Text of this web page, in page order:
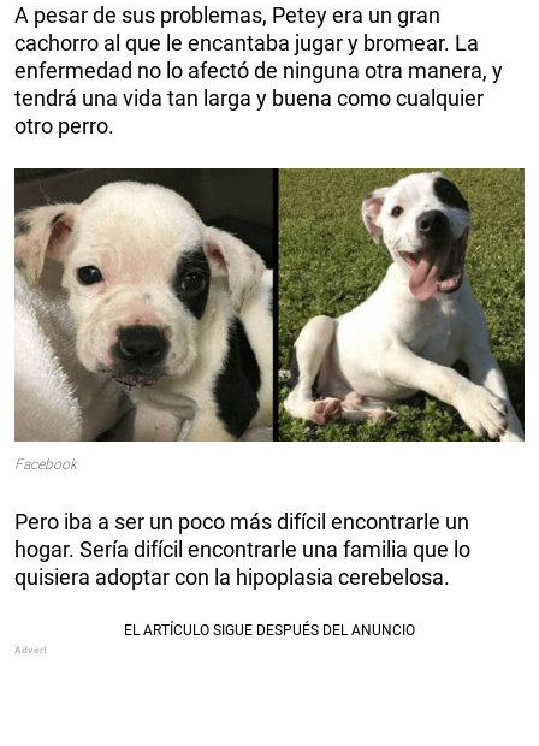
A pesar de sus problemas, Petey era un gran
cachorro al que le encantaba jugar y bromear. La
enfermedad no lo afectó de ninguna otra manera, y
tendrá una vida tan larga y buena como cualquier
otro perro.
Facebook
Pero iba a ser un poco más difícil encontrarle un
hogar. Sería difícil encontrarle una familia que lo
quisiera adoptar con la hipoplasia cerebelosa.